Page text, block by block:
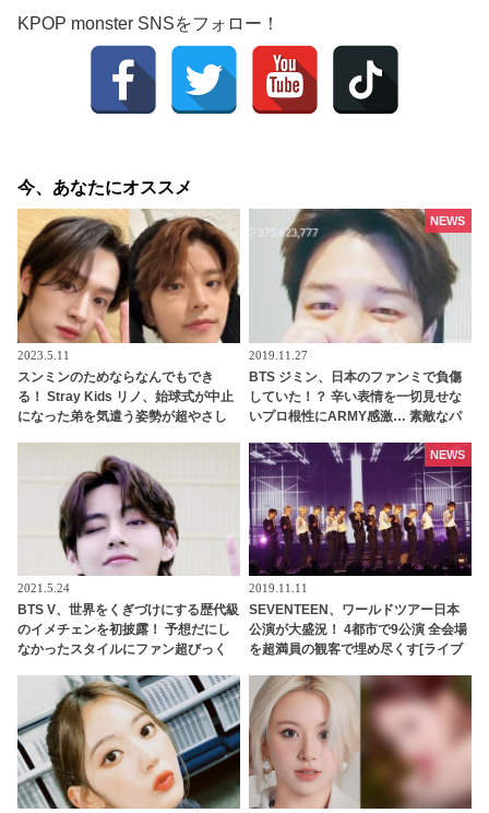
KPOP monster SNSをフォロー！
今、あなたにオススメ
2023.5.11
スンミンのためならなんでもでき
る！ Stray Kids リノ、始球式が中止
になった弟を気遣う姿勢が超やさし
キャッチボールしてあげる」
2019.11.27
BTS ジミン、日本のファンミで負傷
していた！？ 辛い表情を一切見せな
いプロ根性にARMY感激… 素敵なパ
は、まさにみんなのヒーロー
NEWS
2021.5.24
BTS V、世界をくぎづけにする歴代級
のイメチェンを初披露！ 予想だにし
なかったスタイルにファン超びっく
に隠された意外な思いまで明らかに
「僕はメンバーの中で○○担当なの
で」
2019.11.11
SEVENTEEN、ワールドツアー日本
公演が大盛況！ 4都市で9公演 全会場
を超満員の観客で埋め尽くす[ライブ
NEWS